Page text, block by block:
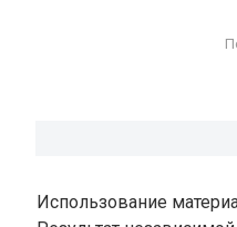
Использование